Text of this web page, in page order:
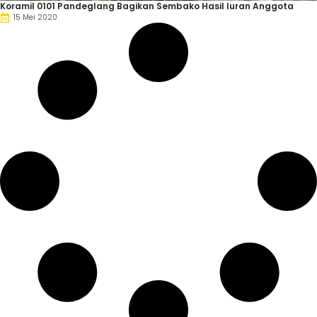
Koramil 0101 Pandeglang Bagikan Sembako Hasil Iuran Anggota
15 Mei 2020